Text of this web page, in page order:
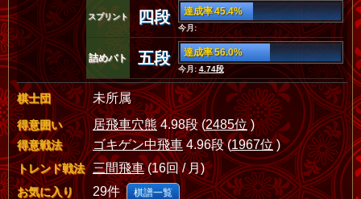
スプリント 四段 達成率 45.4%
今月:
詰めバト 五段 達成率 56.0%
今月:4.74段
棋士団 未所属
得意囲い 居飛車穴熊4.98段 (2485位)
得意戦法 ゴキゲン中飛車4.96段 (1967位)
トレンド戦法 三間飛車(16回 / 月)
お気に入り 29件 棋譜一覧